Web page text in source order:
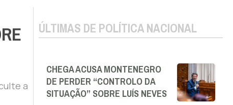
a
ÚLTIMAS DE POLÍTICA NACIONAL
CHEGA ACUSA MONTENEGRO
DE PERDER “CONTROLO DA
SITUAÇÃO” SOBRE LUÍS NEVES